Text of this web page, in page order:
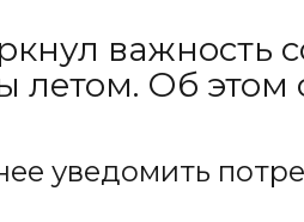
летом. Об этом
уведомить